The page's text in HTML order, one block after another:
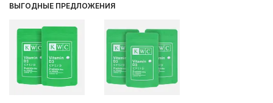
ВЫГОДНЫЕ ПРЕДЛОЖЕНИЯ